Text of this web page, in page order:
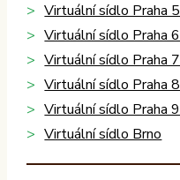
Virtuální sídlo Praha 5
Virtuální sídlo Praha 6
Virtuální sídlo Praha 7
Virtuální sídlo Praha 8
Virtuální sídlo Praha 9
Virtuální sídlo Brno